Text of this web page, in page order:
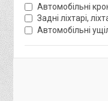
Автомобільні
Задні ліхтарі,
Автомобільні